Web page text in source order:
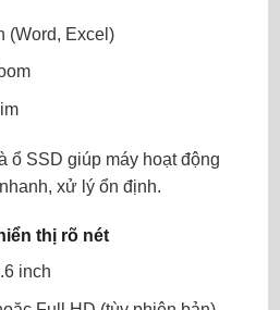
(Word, Excel)
ổ SSD giúp máy hoạt động
xử lý ổn định.
thị rõ nét
inch